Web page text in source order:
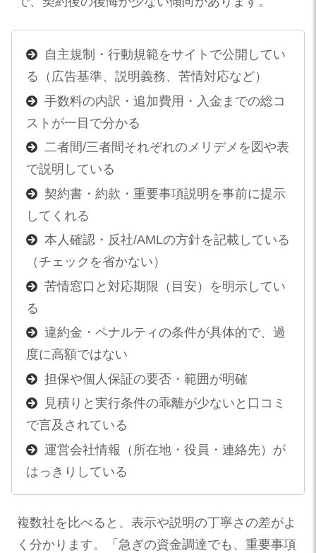
自主規制・行動規範をサイトで公開してい
る（広告基準、説明義務、苦情対応など）
手数料の内訳・追加費用・入金までの総コ
ストが一目で分かる
二者間/三者間それぞれのメリデメを図や表
で説明している
契約書・約款・重要事項説明を事前に提示
してくれる
本人確認・反社/AMLの方針を記載している
（チェックを省かない）
苦情窓口と対応期限（目安）を明示してい
る
違約金・ペナルティの条件が具体的で、過
度に高額ではない
担保や個人保証の要否・範囲が明確
見積りと実行条件の乖離が少ないと口コミ
で言及されている
運営会社情報（所在地・役員・連絡先）が
はっきりしている
複数社を比べると、表示や説明の丁寧さの差がよ
く分かります。「急ぎの資金調達でも、重要事項